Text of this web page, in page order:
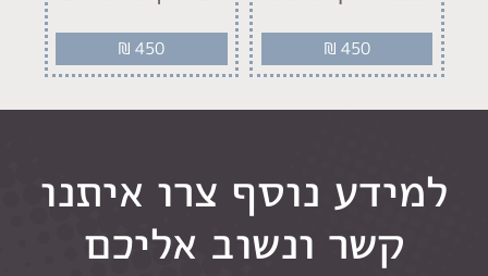
₪ 450
₪ 450
למידע נוסף צרו איתנו
קשר ונשוב אליכם